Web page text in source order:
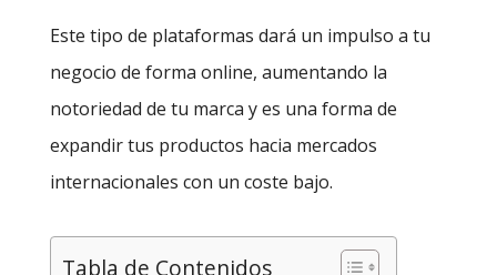
Este tipo de plataformas dará un impulso a tu
negocio de forma online, aumentando la
notoriedad de tu marca y es una forma de
expandir tus productos hacia mercados
internacionales con un coste bajo.
Tabla de Contenidos